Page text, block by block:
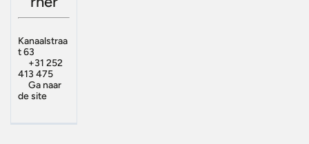
Kanaalstraa
t 63
+31 252
413 475
Ga naar
de site